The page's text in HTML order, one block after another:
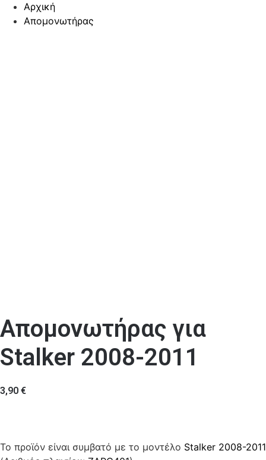
Αρχική
Απομονωτήρας
Απομονωτήρας για
Stalker 2008-2011
3,90 €
Το προϊόν είναι συμβατό με το μοντέλο Stalker 2008-2011